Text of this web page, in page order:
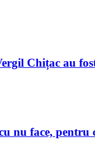
Chițac au
nu face, pentru